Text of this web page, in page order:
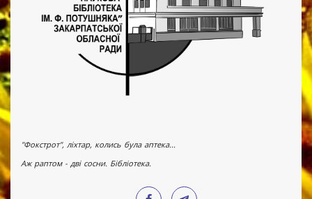
"Фокстрот", ліхтар, колись була аптека...
Аж раптом - дві сосни. Бібліотека.